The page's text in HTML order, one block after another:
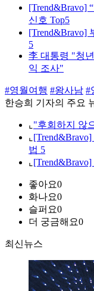
[Trend&Bravo]
신호 Top5
[Trend&Bravo]
5
李 대통령 "청
익 조사"
#영월여행 #왕사남 #
한승희 기자의 주요
⌞ "후회하지 않
⌞
법 5
⌞
좋아요0
화나요0
슬퍼요0
더 궁금해요0
최신뉴스